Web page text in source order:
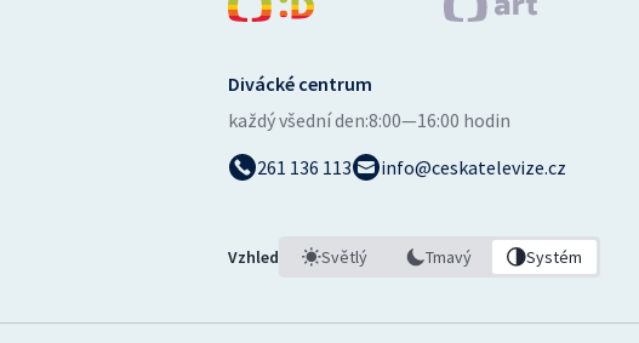
Divácké centrum
každý všední den:8:00—16:00 hodin
261 136 113
info@ceskatelevize.cz
Vzhled Světlý Tmavý Systém